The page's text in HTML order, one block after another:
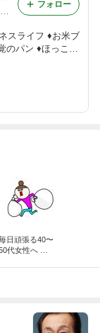
スライフ ♦お米ブ
のパン ♦ほっこり
ルイズベスト ♦発
フォロー
日頑張る40〜
代女性へ お